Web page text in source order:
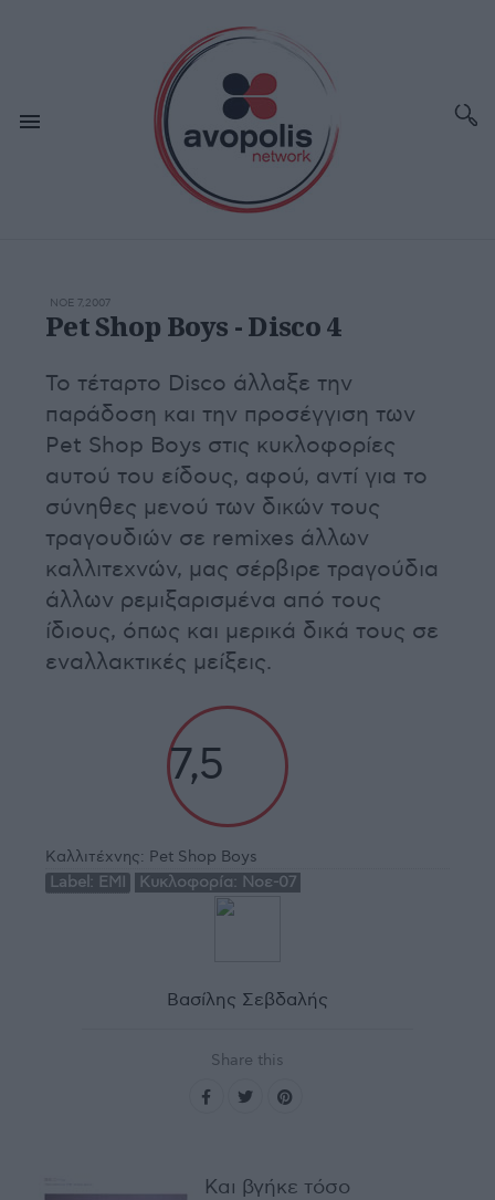
ΝΟΕ 7,2007
Pet Shop Boys - Disco 4
Το τέταρτο Disco άλλαξε την
παράδοση και την προσέγγιση των
Pet Shop Boys στις κυκλοφορίες
αυτού του είδους, αφού, αντί για το
σύνηθες μενού των δικών τους
τραγουδιών σε remixes άλλων
καλλιτεχνών, μας σέρβιρε τραγούδια
άλλων ρεμιξαρισμένα από τους
ίδιους, όπως και μερικά δικά τους σε
εναλλακτικές μείξεις.
7,5
Καλλιτέχνης: Pet Shop Boys
Label: EMI Κυκλοφορία: Νοε-07
Βασίλης Σεβδαλής
Share this
Και βγήκε τόσο